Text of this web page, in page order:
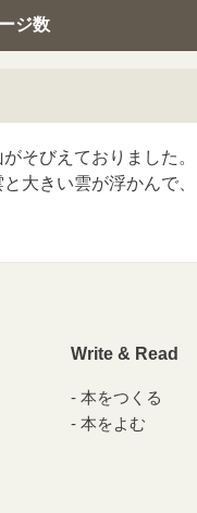
ジ数
そびえておりました。
大きい雲が浮かんで
Write & Read
本をつくる
本をよむ